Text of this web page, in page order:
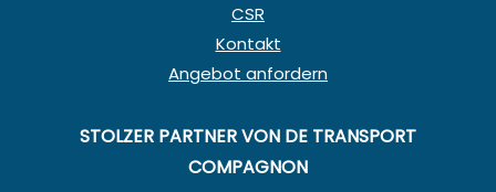
CSR
Kontakt
Angebot anfordern
STOLZER PARTNER VON DE TRANSPORT
COMPAGNON